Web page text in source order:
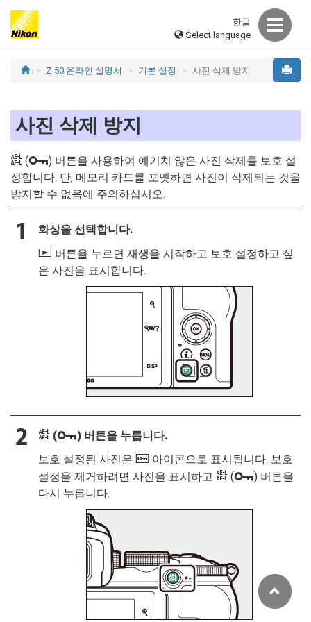
한글
Select language
Z 50 온라인 설명서 기본 설정 사진 삭제 방지
사진 삭제 방지
A (L) 버튼을 사용하여 예기치 않은 사진 삭제를 보호 설
정합니다. 단, 메모리 카드를 포맷하면 사진이 삭제되는 것을
방지할 수 없음에 주의하십시오.
화상을 선택합니다.
K 버튼을 누르면 재생을 시작하고 보호 설정하고 싶
은 사진을 표시합니다.
A (L) 버튼을 누릅니다.
보호 설정된 사진은 P 아이콘으로 표시됩니다. 보호
설정을 제거하려면 사진을 표시하고 A (L) 버튼을
다시 누릅니다.